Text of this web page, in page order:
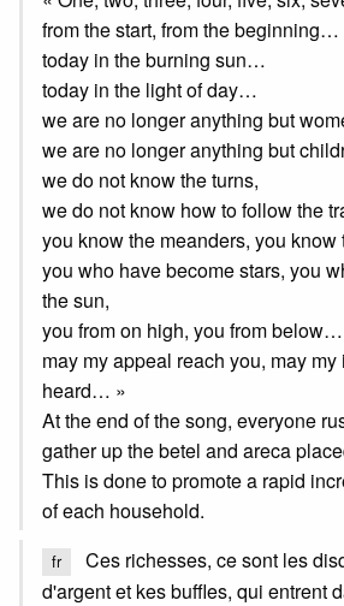
from the start, from the beginning…
today in the burning sun…
today in the light of day…
we are no longer anything but
we are no longer anything but
we do not know the turns,
we do not know how to follow the
you know the meanders, you
you who have become stars, you
the sun,
you from on high, you from below…
may my appeal reach you, may
heard… »
At the end of the song, everyone
gather up the betel and areca
This is done to promote a rapid
of each household.
fr
Ces richesses, ce sont les
d'argent et kes buffles, qui entrent